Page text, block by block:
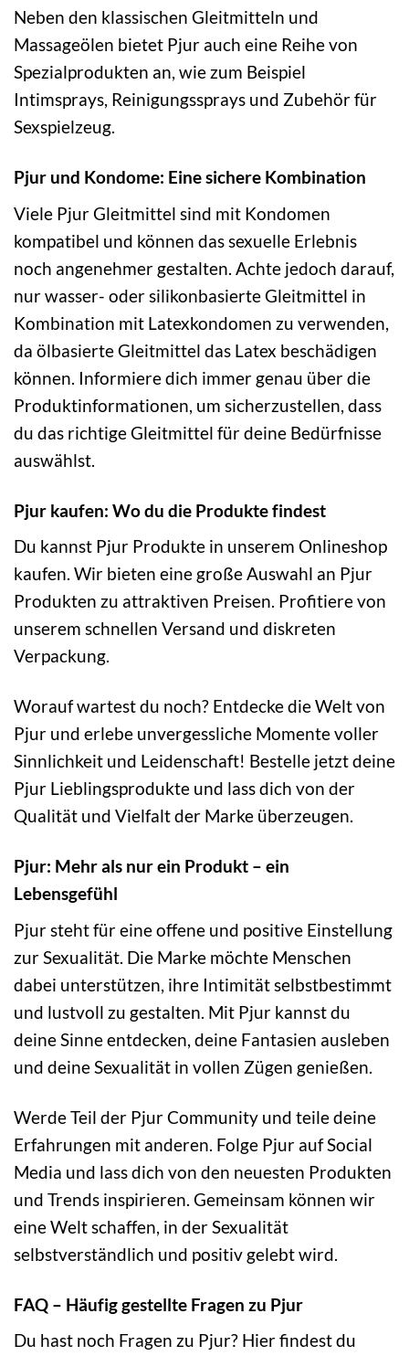
Neben den klassischen Gleitmitteln und
Massageölen bietet Pjur auch eine Reihe von
Spezialprodukten an, wie zum Beispiel
Intimsprays, Reinigungssprays und Zubehör für
Sexspielzeug.
Pjur und Kondome: Eine sichere Kombination
Viele Pjur Gleitmittel sind mit Kondomen
kompatibel und können das sexuelle Erlebnis
noch angenehmer gestalten. Achte jedoch darauf,
nur wasser- oder silikonbasierte Gleitmittel in
Kombination mit Latexkondomen zu verwenden,
da ölbasierte Gleitmittel das Latex beschädigen
können. Informiere dich immer genau über die
Produktinformationen, um sicherzustellen, dass
du das richtige Gleitmittel für deine Bedürfnisse
auswählst.
Pjur kaufen: Wo du die Produkte findest
Du kannst Pjur Produkte in unserem Onlineshop
kaufen. Wir bieten eine große Auswahl an Pjur
Produkten zu attraktiven Preisen. Profitiere von
unserem schnellen Versand und diskreten
Verpackung.
Worauf wartest du noch? Entdecke die Welt von
Pjur und erlebe unvergessliche Momente voller
Sinnlichkeit und Leidenschaft! Bestelle jetzt deine
Pjur Lieblingsprodukte und lass dich von der
Qualität und Vielfalt der Marke überzeugen.
Pjur: Mehr als nur ein Produkt – ein
Lebensgefühl
Pjur steht für eine offene und positive Einstellung
zur Sexualität. Die Marke möchte Menschen
dabei unterstützen, ihre Intimität selbstbestimmt
und lustvoll zu gestalten. Mit Pjur kannst du
deine Sinne entdecken, deine Fantasien ausleben
und deine Sexualität in vollen Zügen genießen.
Werde Teil der Pjur Community und teile deine
Erfahrungen mit anderen. Folge Pjur auf Social
Media und lass dich von den neuesten Produkten
und Trends inspirieren. Gemeinsam können wir
eine Welt schaffen, in der Sexualität
selbstverständlich und positiv gelebt wird.
FAQ – Häufig gestellte Fragen zu Pjur
Du hast noch Fragen zu Pjur? Hier findest du